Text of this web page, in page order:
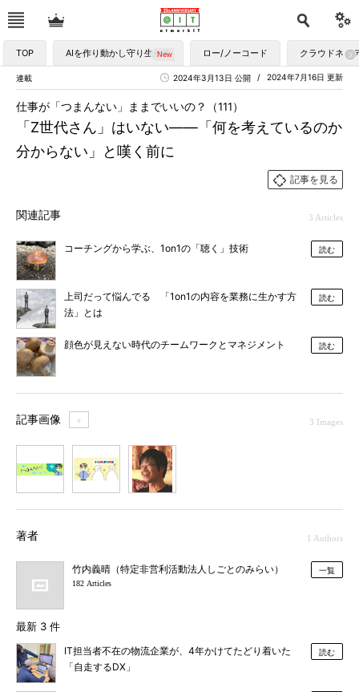
TOP AIを作り動かし守り生かす ロー/ノーコード クラウドネイ
連載 2024年7月16日 更新
2024年3月13日 公開
「Z世代さん」はいない――「何を考えているのか
分からない」と嘆く前に
仕事が「つまんない」ままでいいの？（111）
記事を見る
関連記事 3 Articles
コーチングから学ぶ、1on1の「聴く」技術 読む
上司だって悩んでる 「1on1の内容を業務に生かす方
法」とは
読む
顔色が見えない時代のチームワークとマネジメント 読む
記事画像 ＋ 3 Images
著者 1 Authors
竹内義晴（特定非営利活動法人しごとのみらい）
182 Articles
一覧
最新 3 件
IT担当者不在の物流企業が、4年かけてたどり着いた
「自走するDX」
読む